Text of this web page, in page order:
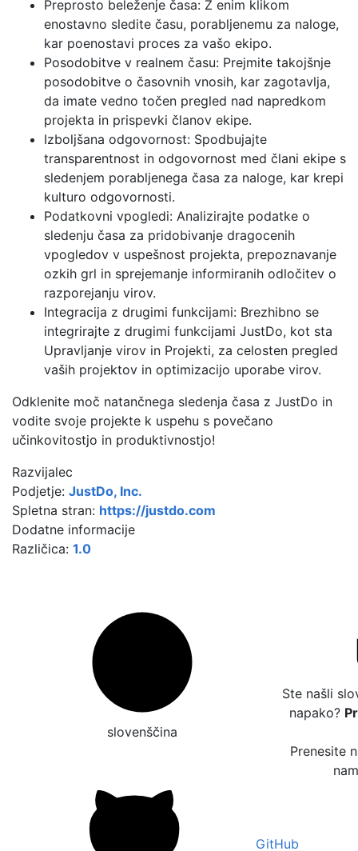
Preprosto beleženje časa: Z enim klikom
enostavno sledite času, porabljenemu za naloge,
kar poenostavi proces za vašo ekipo.
Posodobitve v realnem času: Prejmite takojšnje
posodobitve o časovnih vnosih, kar zagotavlja,
da imate vedno točen pregled nad napredkom
projekta in prispevki članov ekipe.
Izboljšana odgovornost: Spodbujajte
transparentnost in odgovornost med člani ekipe s
sledenjem porabljenega časa za naloge, kar krepi
kulturo odgovornosti.
Podatkovni vpogledi: Analizirajte podatke o
sledenju časa za pridobivanje dragocenih
vpogledov v uspešnost projekta, prepoznavanje
ozkih grl in sprejemanje informiranih odločitev o
razporejanju virov.
Integracija z drugimi funkcijami: Brezhibno se
integrirajte z drugimi funkcijami JustDo, kot sta
Upravljanje virov in Projekti, za celosten pregled
vaših projektov in optimizacijo uporabe virov.
Odklenite moč natančnega sledenja časa z JustDo in
vodite svoje projekte k uspehu s povečano
učinkovitostjo in produktivnostjo!
Razvijalec
Podjetje: JustDo, Inc.
Spletna stran: https://justdo.com
Dodatne informacije
Različica: 1.0
slovenščina
Ste našli
napako?
Prenesite
GitHub